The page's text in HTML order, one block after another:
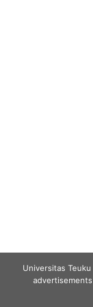
Universitas